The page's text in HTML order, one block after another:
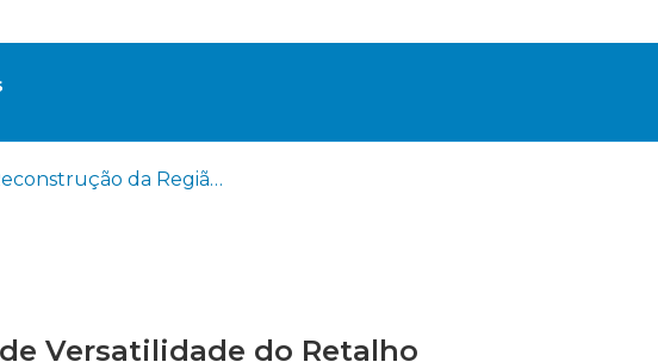
Reconstrução da Região Labial Inferior: Um Exemplo de Versatilidade do Retalho Nasogeniano
Versatilidade do Retalho